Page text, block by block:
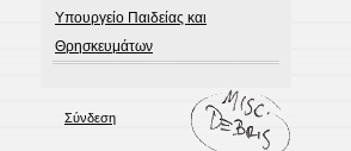
Υπουργείο Παιδείας και
Θρησκευμάτων
Σύνδεση